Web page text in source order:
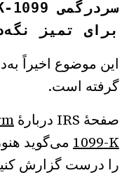
برای تمیز
این موضوع اخیراً
گرفته است.
صفحهٔ IRS دربارهٔ
1099-K می‌گوید
را درست گزارش